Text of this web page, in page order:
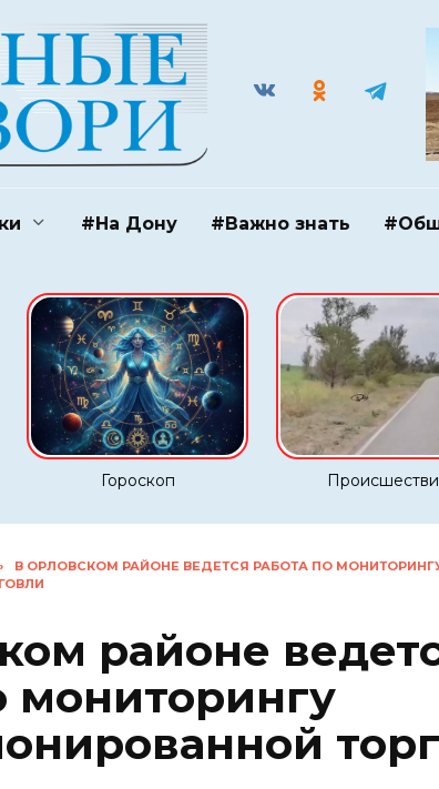
#На Дону #Важно знать
Гороскоп
В ОРЛОВСКОМ РАЙОНЕ ВЕДЕТСЯ РАБОТА ПО
районе
мониторингу